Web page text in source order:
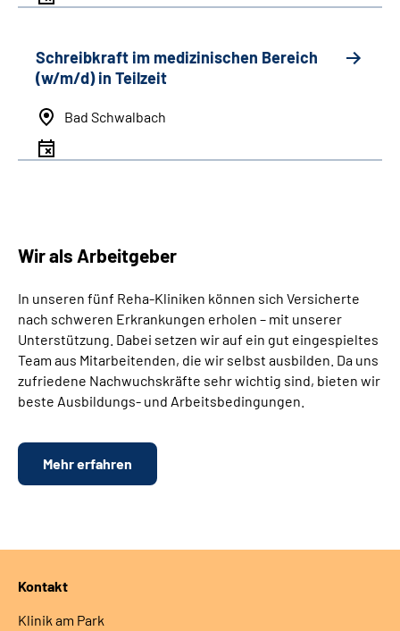
Schreibkraft im medizinischen Bereich
(w/m/d) in Teilzeit
Bad Schwalbach
Wir als Arbeitgeber
In unseren fünf Reha-Kliniken können sich Versicherte
nach schweren Erkrankungen erholen – mit unserer
Unterstützung. Dabei setzen wir auf ein gut eingespieltes
Team aus Mitarbeitenden, die wir selbst ausbilden. Da uns
zufriedene Nachwuchskräfte sehr wichtig sind, bieten wir
beste Ausbildungs- und Arbeitsbedingungen.
Mehr erfahren
Kontakt
Klinik am Park